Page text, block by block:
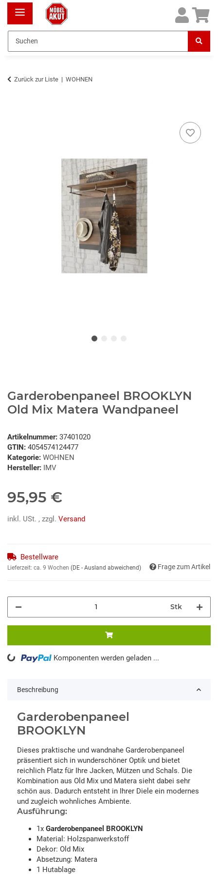
Zurück zur Liste WOHNEN
Garderobenpaneel BROOKLYN
Old Mix Matera Wandpaneel
Artikelnummer: 37401020
GTIN: 4054574124477
Kategorie: WOHNEN
Hersteller: IMV
95,95 €
inkl. USt. , zzgl. Versand
Bestellware
Lieferzeit: ca. 9 Wochen (DE - Ausland abweichend) Frage zum Artikel
Stk
Loading... Komponenten werden geladen ...
Beschreibung
Garderobenpaneel
BROOKLYN
Dieses praktische und wandnahe Garderobenpaneel
präsentiert sich in wunderschöner Optik und bietet
reichlich Platz für Ihre Jacken, Mützen und Schals. Die
Kombination aus Old Mix und Matera sieht dabei sehr
schön aus. Dadurch entsteht in Ihrer Diele ein modernes
und zugleich wohnliches Ambiente.
Ausführung:
1x Garderobenpaneel BROOKLYN
Material: Holzspanwerkstoff
Dekor: Old Mix
Absetzung: Matera
1 Hutablage